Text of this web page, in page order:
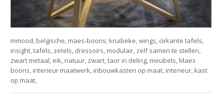
mmood, belgische, maes-boons; kruibeke, wings, cirkante tafels,
insight, tafels, zetels, dressoirs, modulair, zelf samen te stellen,
zwart metaal, eik, natuur, zwart, taor in deling, meubels, Maes
boons, interieur maatwerk, inbouwkasten op maat, interieur, kast
op maat,